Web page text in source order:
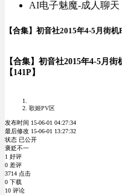
AI电子魅魔-成人聊天
【合集】初音社2015年4-5月街
【合集】初音社2015年4-5月
【141P】
歌姬PV区
发布时间 15-06-01 04:27:34
最后修改 15-06-01 13:27:32
状态 已公开
褒贬不一
1 好评
0 差评
3714 点击
0 下载
10 评论